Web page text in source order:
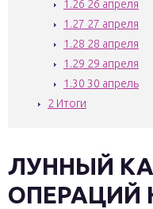
1.26 26 апреля
1.27 27 апреля
1.28 28 апреля
1.29 29 апреля
1.30 30 апрель
2 Итоги
ЛУННЫЙ
ОПЕРАЦИЙ